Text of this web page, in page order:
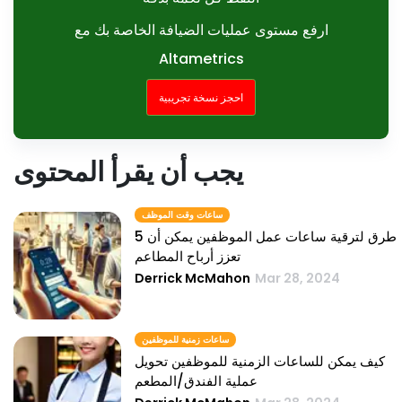
ارفع مستوى عمليات الضيافة الخاصة بك مع
Altametrics
احجز نسخة تجريبية
يجب أن يقرأ المحتوى
ساعات وقت الموظف
5 طرق لترقية ساعات عمل الموظفين يمكن أن
تعزز أرباح المطاعم
Derrick McMahon Mar 28, 2024
ساعات زمنية للموظفين
كيف يمكن للساعات الزمنية للموظفين تحويل
عملية الفندق/المطعم